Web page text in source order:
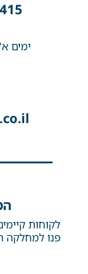
ימים א'-
לקוחות
פנו למחלקה